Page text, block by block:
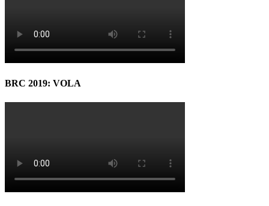
BRC 2019: VOLA